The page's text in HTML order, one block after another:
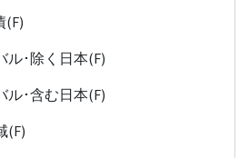
(F)
ル･除く日本(F)
ル･含む日本(F)
(F)